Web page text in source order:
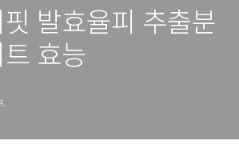
발효율피 추출분
효능